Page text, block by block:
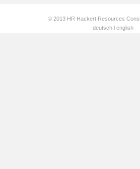
© 2013 HR Hackert Resources
deutsch l english